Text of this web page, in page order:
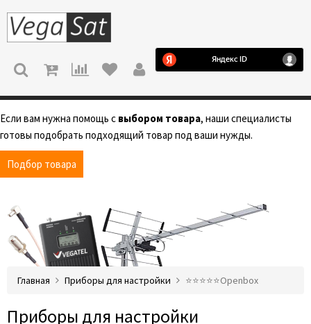
МЕНЮ
Если вам нужна помощь с выбором товара, наши специалисты
готовы подобрать подходящий товар под ваши нужды.
Подбор товара
Главная Приборы для настройки ⭐️⭐️⭐️⭐️⭐️Openbox
Приборы для настройки